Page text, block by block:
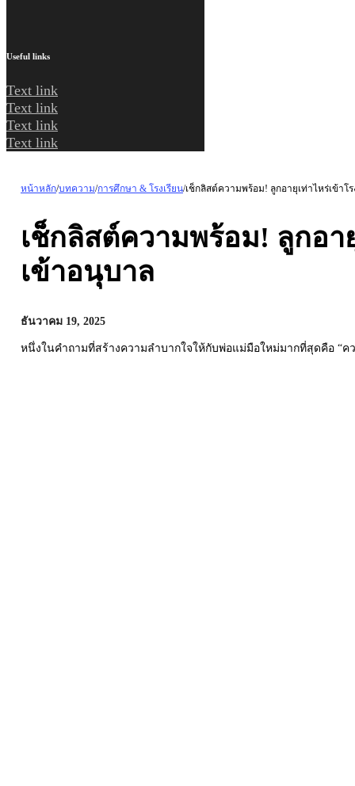
Useful links
Text link
Text link
Text link
Text link
หน้าหลัก/บทความ/การศึกษา & โรงเรียน/เช็กลิสต์ความพร้อม! ลูกอายุเท่าไหร่เข้า
เช็กลิสต์ความพร้อม! ลูกอา
เข้าอนุบาล
ธันวาคม 19, 2025
หนึ่งในคำถามที่สร้างความลำบากใจให้กับพ่อแม่มือใหม่มากที่สุดคือ “คว